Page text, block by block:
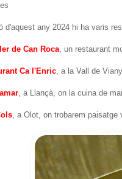
d'aquest any 2024 hi ha varis
de Can Roca, un restaurant
Ca l'Enric, a la Vall de
, a Llançà, on la cuina de
, a Olot, on trobarem